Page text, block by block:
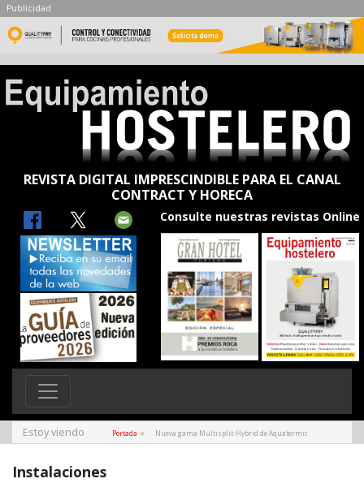
Publicidad
REVISTA DIGITAL IMPRESCINDIBLE PARA EL CANAL
CONTRACT Y HORECA
Consulte nuestras revistas Online
Estoy viendo Portada » Nueva gama Multisplit-Hybrid de Aquatermic
Instalaciones